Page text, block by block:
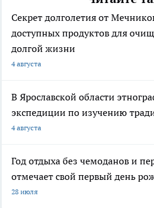
Секрет долголетия от
доступных продуктов для
долгой жизни
4 августа
В Ярославской области
экспедиции по изучению
4 августа
Год отдыха без чемоданов и
отмечает свой первый день
28 июля